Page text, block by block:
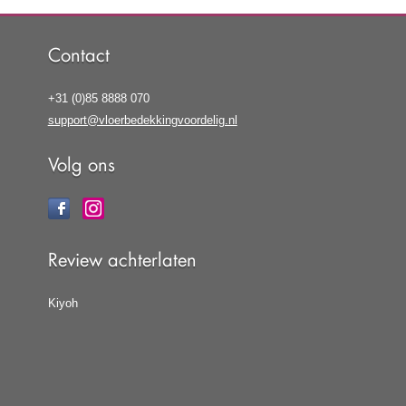
Contact
+31 (0)85 8888 070
support@vloerbedekkingvoordelig.nl
Volg ons
Review achterlaten
Kiyoh